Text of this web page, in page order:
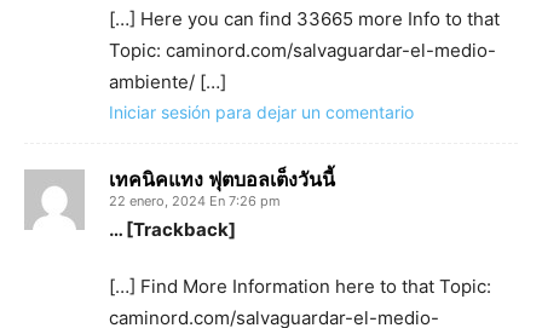
[…] Here you can find 33665 more Info to that
Topic: caminord.com/salvaguardar-el-medio-
ambiente/ […]
Iniciar sesión para dejar un comentario
เทคนิคแทง ฟุตบอลเต็งวันนี้
22 enero, 2024 En 7:26 pm
… [Trackback]
[…] Find More Information here to that Topic:
caminord.com/salvaguardar-el-medio-